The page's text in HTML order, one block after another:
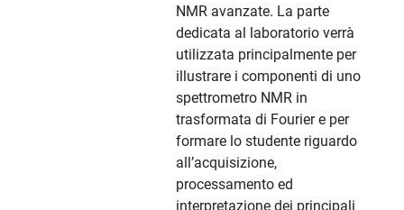
NMR avanzate. La parte
dedicata al laboratorio verrà
utilizzata principalmente per
illustrare i componenti di uno
spettrometro NMR in
trasformata di Fourier e per
formare lo studente riguardo
all’acquisizione,
processamento ed
interpretazione dei principali